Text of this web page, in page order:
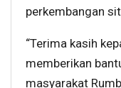
perkembangan
“Terima kasih
memberikan
masyarakat